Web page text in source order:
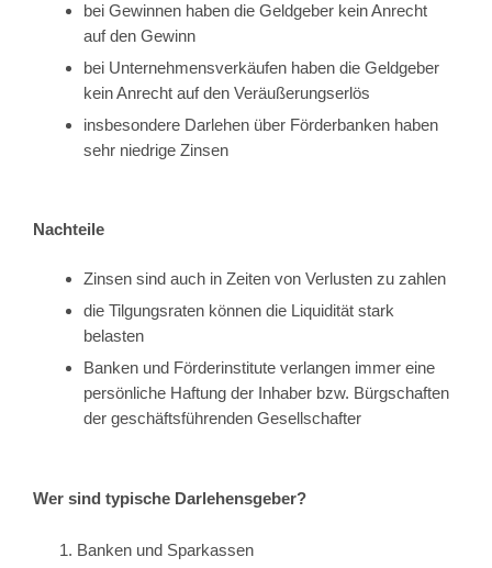
bei Gewinnen haben die Geldgeber kein Anrecht
auf den Gewinn
bei Unternehmensverkäufen haben die Geldgeber
kein Anrecht auf den Veräußerungserlös
insbesondere Darlehen über Förderbanken haben
sehr niedrige Zinsen
Nachteile
Zinsen sind auch in Zeiten von Verlusten zu zahlen
die Tilgungsraten können die Liquidität stark
belasten
Banken und Förderinstitute verlangen immer eine
persönliche Haftung der Inhaber bzw. Bürgschaften
der geschäftsführenden Gesellschafter
Wer sind typische Darlehensgeber?
Banken und Sparkassen